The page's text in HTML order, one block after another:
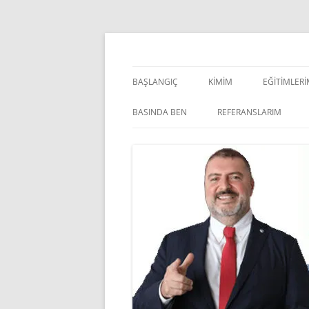
İçeriğe
BAŞLANGIÇ KIMIM
BASINDA BEN REFERANSLARIM